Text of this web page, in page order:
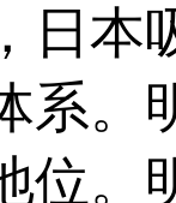
日本
系。
位。